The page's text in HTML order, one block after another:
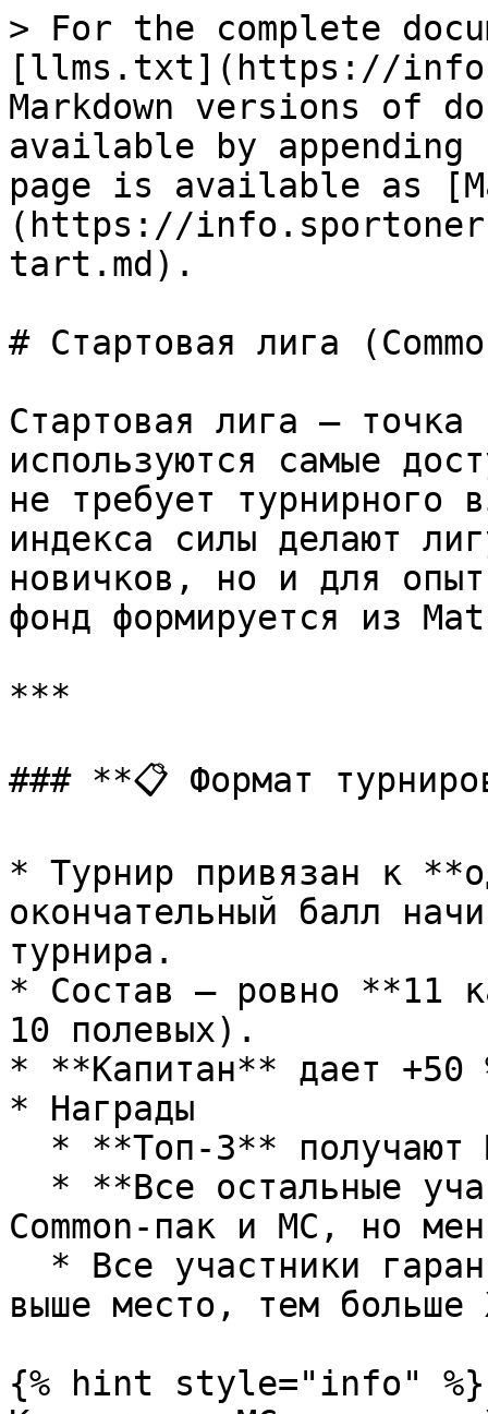
> For the complete
[llms.txt](https://
Markdown versions of
available by
page is available as
(https://
tart.md).
# Стартовая лига
Стартовая лига —
используются самые
не требует турнирного
индекса силы делают
новичков, но и для
фонд формируется из
***
### **📋 Формат
* Турнир привязан к
окончательный балл
турнира.
* Состав — ровно **11
10 полевых).
* **Капитан** дает
* Награды
Common-пак и MC, но
выше место, тем больше
{% hint style="info" %}